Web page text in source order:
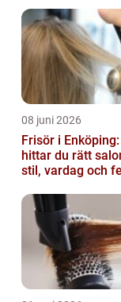
08 juni 2026
Frisör i Enköping:
hittar du rätt
stil, vardag och